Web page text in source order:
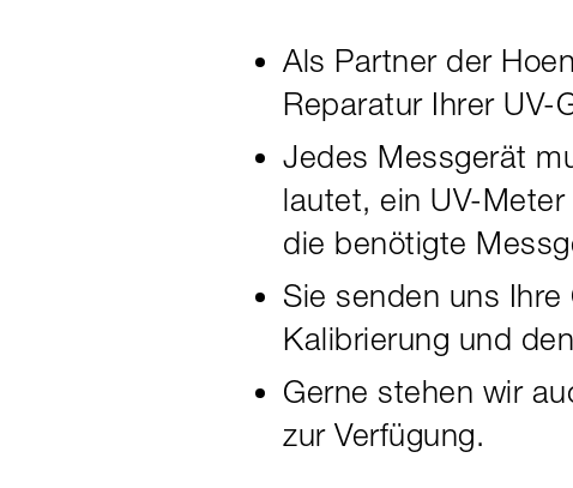
Als Partner der
Reparatur Ihrer UV-
Jedes Messgerät
lautet, ein UV-
die benötigte
Sie senden uns
Kalibrierung und
Gerne stehen wir
zur Verfügung.